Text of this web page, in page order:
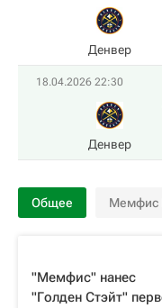
Денвер
18.04.2026 22:30
Денвер
Общее Мемфис
"Мемфис" нанес
"Голден Стэйт"